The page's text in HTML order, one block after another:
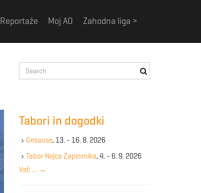
Reportaže Moj AO Zahodna liga >
e
e
y
w
r
Tabori in dogodki
Gesause, 13. - 16. 8. 2026
Tabor Nejca Zaplotnika, 4. - 6. 9. 2026
Več … →